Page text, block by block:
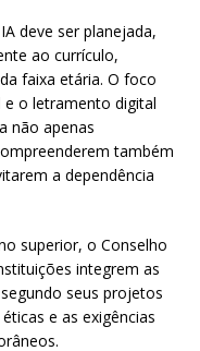
deve ser planejada,
ao currículo,
faixa etária. O foco
e o letramento digital
não apenas
também
a dependência
superior, o Conselho
integrem as
seus projetos
e as exigências